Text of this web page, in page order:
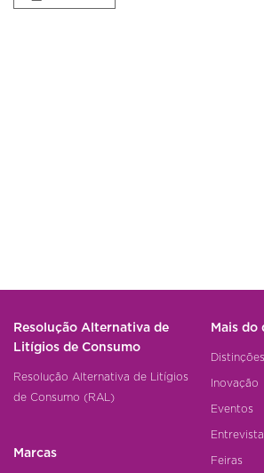
Resolução Alternativa de
Litígios de Consumo
Resolução Alternativa de Litígios
de Consumo (RAL)
Marcas
Mais do
Distinções
Inovação
Eventos
Feiras